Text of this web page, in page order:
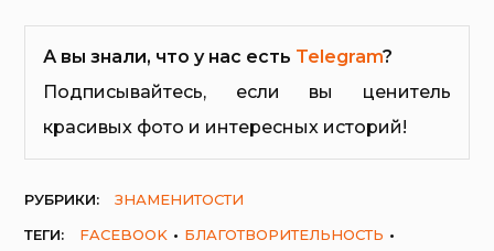
А вы знали, что у нас есть Telegram?
Подписывайтесь, если вы ценитель
красивых фото и интересных историй!
РУБРИКИ:
ЗНАМЕНИТОСТИ
ТЕГИ:
FACEBOOK
БЛАГОТВОРИТЕЛЬНОСТЬ